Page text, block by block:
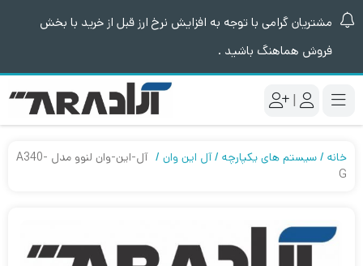
مشتریان گرامی با توجه به افزایش نرخ ارز قبل از خرید با بخش
فروش هماهنگ باشید .
|
خانه سیستم های یکپارچه آل این وان
آل-این-وان لنوو مدل A340-
G